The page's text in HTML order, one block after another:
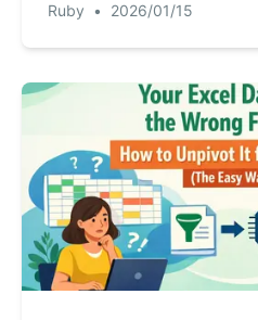
pivot table y usar Excel
insights en minutos,
Ruby • 2026/01/15